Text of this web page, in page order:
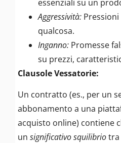
essenziali su un
Aggressività:
qualcosa.
Inganno: Promesse
su prezzi,
Clausole Vessatorie:
Un contratto (es., per un
abbonamento a una
acquisto online) contiene
un significativo squilibriotra